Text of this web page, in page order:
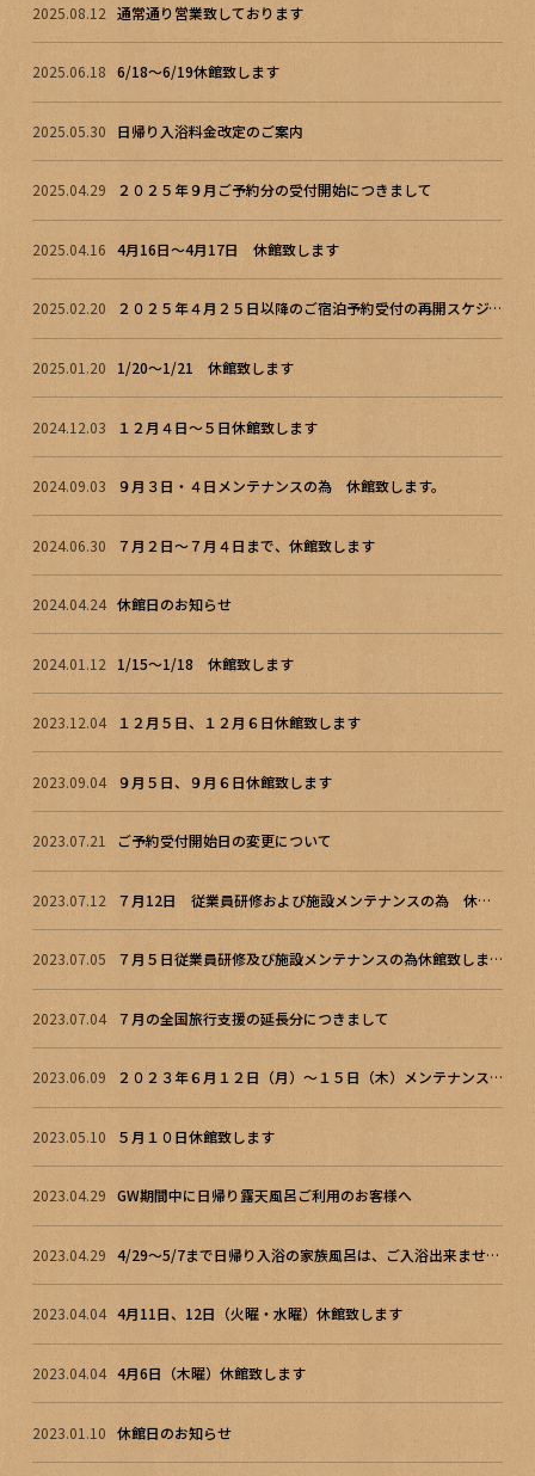
2025.08.12 通常通り営業致しております
2025.06.18 6/18～6/19休館致します
2025.05.30 日帰り入浴料金改定のご案内
2025.04.29 ２０２５年９月ご予約分の受付開始につきまして
2025.04.16 4月16日～4月17日 休館致します
2025.02.20 ２０２５年４月２５日以降のご宿泊予約受付の再開スケジュール
2025.01.20 1/20～1/21 休館致します
2024.12.03 １２月４日～５日休館致します
2024.09.03 ９月３日・４日メンテナンスの為 休館致します。
2024.06.30 ７月２日～７月４日まで、休館致します
2024.04.24 休館日のお知らせ
2024.01.12 1/15～1/18 休館致します
2023.12.04 １２月５日、１２月６日休館致します
2023.09.04 ９月５日、９月６日休館致します
2023.07.21 ご予約受付開始日の変更について
2023.07.12 ７月12日 従業員研修および施設メンテナンスの為 休館致します
2023.07.05 ７月５日従業員研修及び施設メンテナンスの為休館致します。
2023.07.04 ７月の全国旅行支援の延長分につきまして
2023.06.09 ２０２３年６月１２日（月）～１５日（木）メンテナンスの為、休館致します
2023.05.10 ５月１０日休館致します
2023.04.29 GW期間中に日帰り露天風呂ご利用のお客様へ
2023.04.29 4/29～5/7まで日帰り入浴の家族風呂は、ご入浴出来ません。
2023.04.04 4月11日、12日（火曜・水曜）休館致します
2023.04.04 4月6日（木曜）休館致します
2023.01.10 休館日のお知らせ